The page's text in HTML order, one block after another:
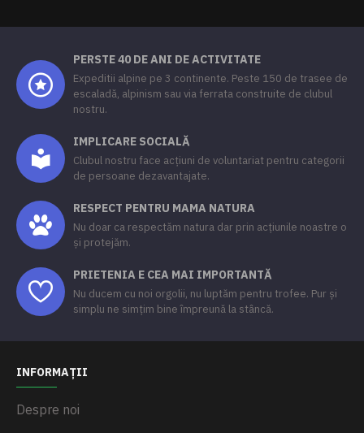
PERSTE 40 DE ANI DE ACTIVITATE
Expeditii alpine pe 3 continente. Peste 150 de trasee de
escaladă, alpinism sau via ferrata construite de clubul
nostru.
IMPLICARE SOCIALĂ
Clubul nostru face acțiuni de voluntariat pentru categorii
de persoane dezavantajate.
RESPECT PENTRU MAMA NATURA
Nu doar ca respectăm natura dar prin acțiunile noastre o
și protejăm.
PRIETENIA E CEA MAI IMPORTANTĂ
Nu ducem cu noi orgolii, nu luptăm pentru trofee. Pur și
simplu ne simțim bine împreună la stâncă.
INFORMAȚII
Despre noi